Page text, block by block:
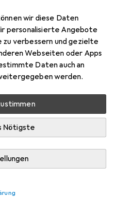
wir diese Daten
personalisierte Angebote
zu verbessern und gezielte
Webseiten oder Apps
Daten auch an
werden.
Nötigste